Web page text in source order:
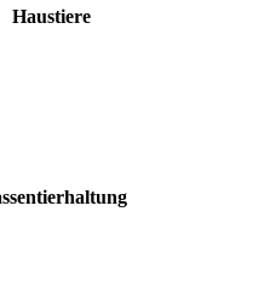
Haustiere